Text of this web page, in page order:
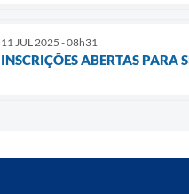
11 JUL 2025 - 08h31
INSCRIÇÕES ABERTAS PARA